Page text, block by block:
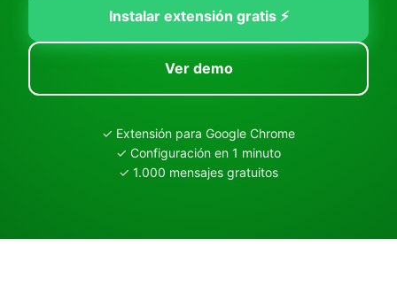
Instalar extensión gratis ⚡
Ver demo
✓ Extensión para Google Chrome
✓ Configuración en 1 minuto
✓ 1.000 mensajes gratuitos